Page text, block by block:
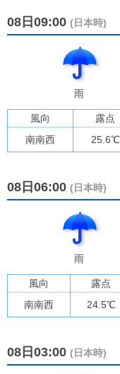
08日09:00 (日本時)
雨
風向 露点
南南西
25.6℃
08日06:00 (日本時)
雨
風向 露点
南南西
24.5℃
08日03:00 (日本時)